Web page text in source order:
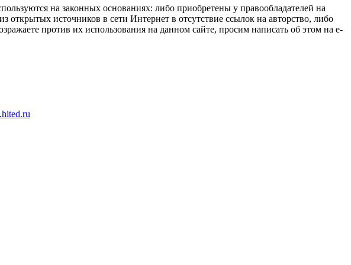
на законных основаниях: либо приобретены у правообладателей на
источников в сети Интернет в отсутствие ссылок на авторство, либо
против их использования на данном сайте, просим написать об этом на e-